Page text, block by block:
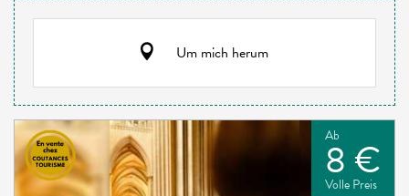
Um mich herum
Ab
8 €
Volle Preis